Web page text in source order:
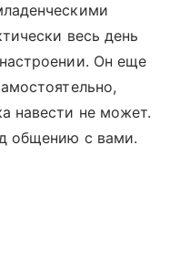
весь день
Он еще
навести не может.
общению с вами.